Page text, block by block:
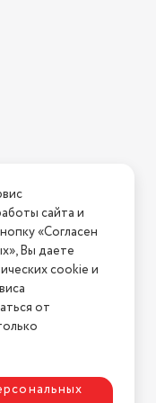
нам
У нас есть всё!
сайта и
«Согласен
Вы даете
cookie и
от